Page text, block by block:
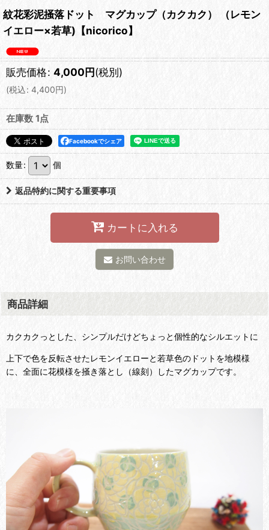
紋花彩泥掻落ドット マグカップ（カクカク） （レモン
イエロー×若草)【nicorico】
販売価格: 4,000円(税別)
(税込: 4,400円)
在庫数 1点
Facebookでシェア
数量: 個
返品特約に関する重要事項
カートに入れる
お問い合わせ
商品詳細
カクカクっとした、シンプルだけどちょっと個性的なシルエットに
上下で色を反転させたレモンイエローと若草色のドットを地模様
に、全面に花模様を掻き落とし（線刻）したマグカップです。